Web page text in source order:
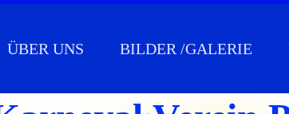
ÜBER UNS BILDER /GALERIE